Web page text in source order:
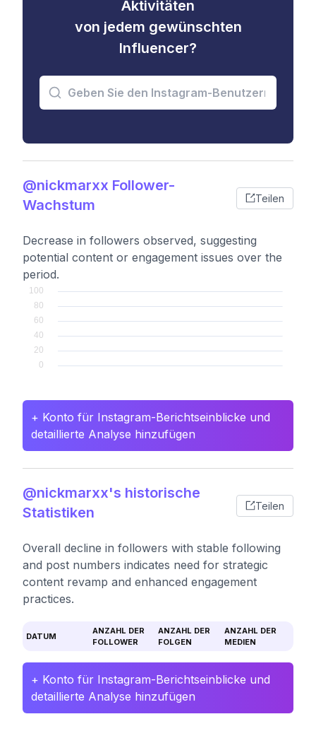
Aktivitäten
von jedem gewünschten
Influencer?
@nickmarxx Follower-
Wachstum
Teilen
Decrease in followers observed, suggesting
potential content or engagement issues over the
period.
+ Konto für Instagram-Berichtseinblicke und
detaillierte Analyse hinzufügen
@nickmarxx's historische
Statistiken
Teilen
Overall decline in followers with stable following
and post numbers indicates need for strategic
content revamp and enhanced engagement
practices.
DATUM
ANZAHL DER
FOLLOWER
ANZAHL DER
FOLGEN
ANZAHL DER
MEDIEN
+ Konto für Instagram-Berichtseinblicke und
detaillierte Analyse hinzufügen